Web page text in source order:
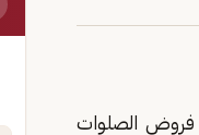
وزائر لأداء فروض الصلوات